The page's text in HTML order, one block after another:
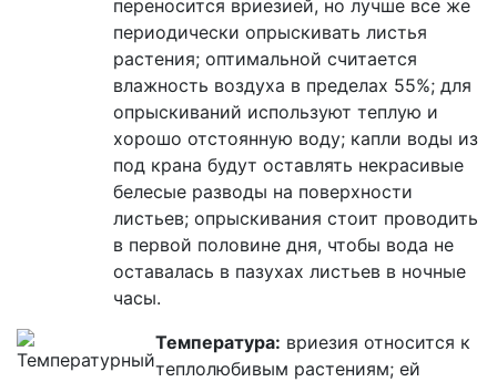
переносится вриезией, но лучше все же
периодически опрыскивать листья
растения; оптимальной считается
влажность воздуха в пределах 55%; для
опрыскиваний используют теплую и
хорошо отстоянную воду; капли воды из
под крана будут оставлять некрасивые
белесые разводы на поверхности
листьев; опрыскивания стоит проводить
в первой половине дня, чтобы вода не
оставалась в пазухах листьев в ночные
часы.
Температура: вриезия относится к
теплолюбивым растениям; ей